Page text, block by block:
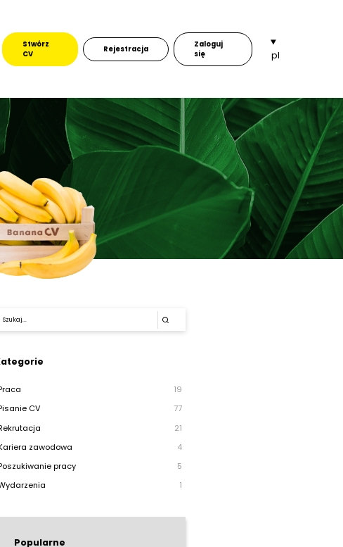
Stwórz
CV
Rejestracja
Zaloguj
się
pl
19
CV
77
21
zawodowa
4
pracy
5
1
Popularne